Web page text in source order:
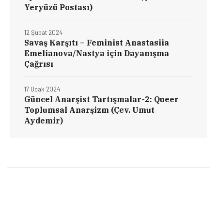
Yeryüzü Postası)
Savaş Karşıtı – Feminist Anastasiia
Emelianova/Nastya için Dayanışma
Çağrısı
12 Şubat 2024
Güncel Anarşist Tartışmalar-2: Queer
Toplumsal Anarşizm (Çev. Umut
Aydemir)
17 Ocak 2024